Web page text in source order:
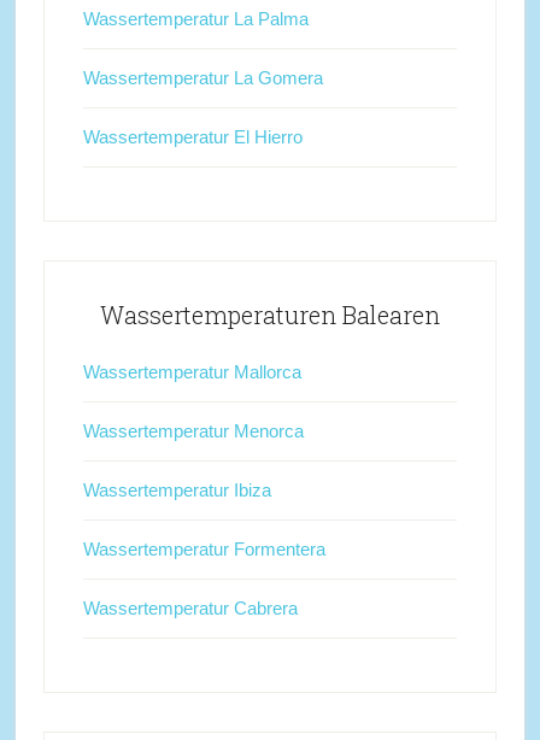
Wassertemperatur La Palma
Wassertemperatur La Gomera
Wassertemperatur El Hierro
Wassertemperaturen Balearen
Wassertemperatur Mallorca
Wassertemperatur Menorca
Wassertemperatur Ibiza
Wassertemperatur Formentera
Wassertemperatur Cabrera